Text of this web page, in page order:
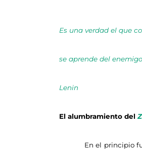
Es una verdad el que
se aprende del enemigo
Lenin
El alumbramiento del
En el principio